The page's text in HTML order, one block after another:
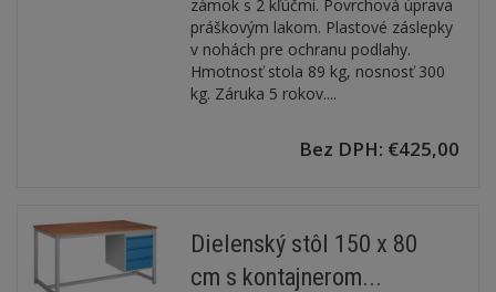
zámok s 2 kľúčmi. Povrchová úprava
práškovým lakom. Plastové záslepky
v nohách pre ochranu podlahy.
Hmotnosť stola 89 kg, nosnosť 300
kg. Záruka 5 rokov....
Bez DPH: €425,00
Dielenský stôl 150 x 80
cm s kontajnerom...